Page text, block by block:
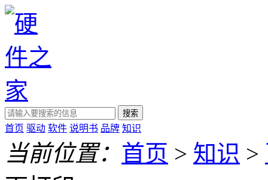
搜索
首页 驱动 软件 说明书 品牌 知识
当前位置： 首页 > 知识 >